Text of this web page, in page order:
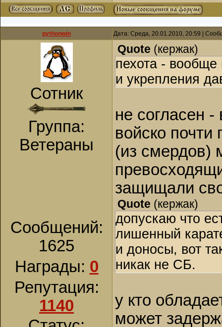
pythonwin Дата: Среда, 20.01.2010, 20:59 |
Сотник
Группа:
Ветераны
Сообщений:
1625
Награды: 0
Репутация:
1140
Quote (кержак)
пехота -
и укрепления
не согласен
войско
(из смердов)
защищали
Quote (кержак)
допускаю что
лишенный
и доносы, вот
никак не СБ.
у кто
может